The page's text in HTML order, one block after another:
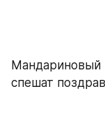
Мандариновый
спешат